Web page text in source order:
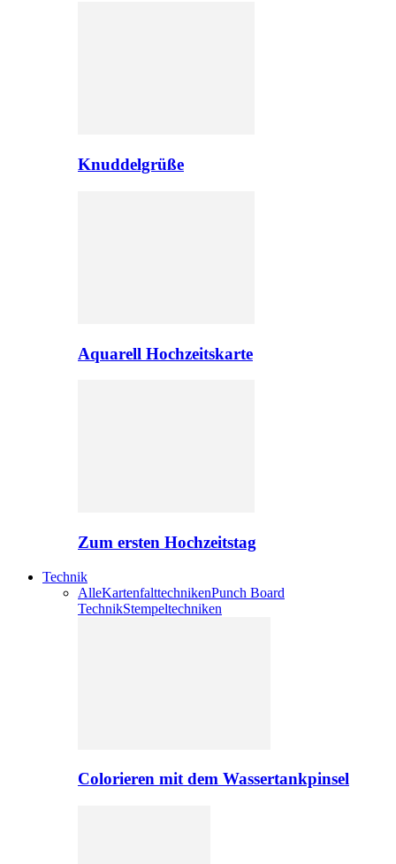
Knuddelgrüße
Aquarell Hochzeitskarte
Zum ersten Hochzeitstag
Technik
AlleKartenfalttechnikenPunch Board
TechnikStempeltechniken
Colorieren mit dem Wassertankpinsel